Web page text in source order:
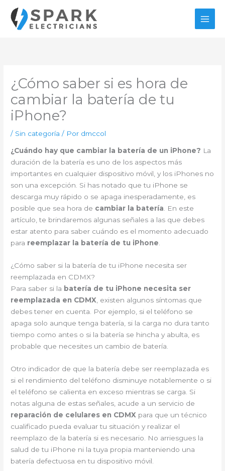
contenido
¿Cómo saber si es hora de
cambiar la batería de tu
iPhone?
/ Sin categoría / Por dmccol
¿Cuándo hay que cambiar la batería de un iPhone? La
duración de la batería es uno de los aspectos más
importantes en cualquier dispositivo móvil, y los iPhones no
son una excepción. Si has notado que tu iPhone se
descarga muy rápido o se apaga inesperadamente, es
posible que sea hora de cambiar la batería. En este
artículo, te brindaremos algunas señales a las que debes
estar atento para saber cuándo es el momento adecuado
para reemplazar la batería de tu iPhone.
¿Cómo saber si la batería de tu iPhone necesita ser
reemplazada en CDMX?
Para saber si la batería de tu iPhone necesita ser
reemplazada en CDMX , existen algunos síntomas que
debes tener en cuenta. Por ejemplo, si el teléfono se
apaga solo aunque tenga batería, si la carga no dura tanto
tiempo como antes o si la batería se hincha y abulta, es
probable que necesites un cambio de batería.
Otro indicador de que la batería debe ser reemplazada es
si el rendimiento del teléfono disminuye notablemente o si
el teléfono se calienta en exceso mientras se carga. Si
notas alguna de estas señales, acude a un servicio de
reparación de celulares en CDMX para que un técnico
cualificado pueda evaluar tu situación y realizar el
reemplazo de la batería si es necesario. No arriesgues la
salud de tu iPhone ni la tuya propia manteniendo una
batería defectuosa en tu dispositivo móvil.